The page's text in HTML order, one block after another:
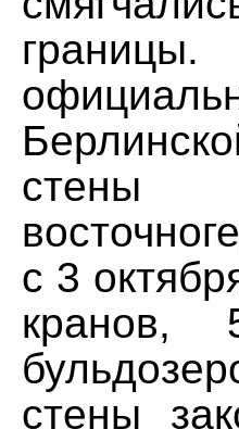
стены
с 3
кранов,
стены